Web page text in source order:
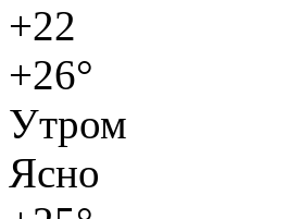
+22
+26°
Утром
Ясно